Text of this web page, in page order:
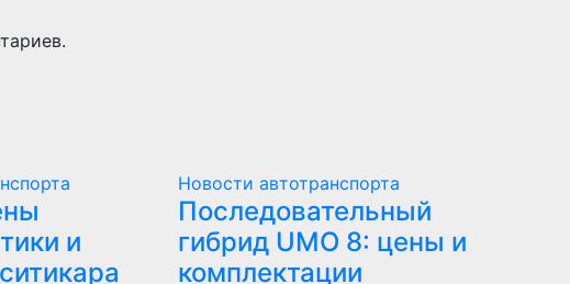
и
Новости автотранспорта
Последовательный
гибрид UMO 8: цены и
комплектации